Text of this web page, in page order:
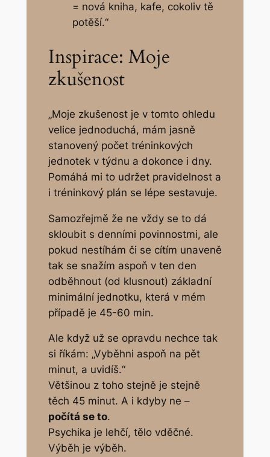
= nová kniha, kafe, cokoliv tě
potěší.“
Inspirace: Moje
zkušenost
„Moje zkušenost je v tomto ohledu
velice jednoduchá, mám jasně
stanovený počet tréninkových
jednotek v týdnu a dokonce i dny.
Pomáhá mi to udržet pravidelnost a
i tréninkový plán se lépe sestavuje.
Samozřejmě že ne vždy se to dá
skloubit s denními povinnostmi, ale
pokud nestíhám či se cítím unaveně
tak se snažím aspoň v ten den
odběhnout (od klusnout) základní
minimální jednotku, která v mém
případě je 45-60 min.
Ale když už se opravdu nechce tak
si říkám: „Vyběhni aspoň na pět
minut, a uvidíš.“
Většinou z toho stejně je stejně
těch 45 minut. A i kdyby ne –
počítá se to.
Psychika je lehčí, tělo vděčné.
Výběh je výběh.